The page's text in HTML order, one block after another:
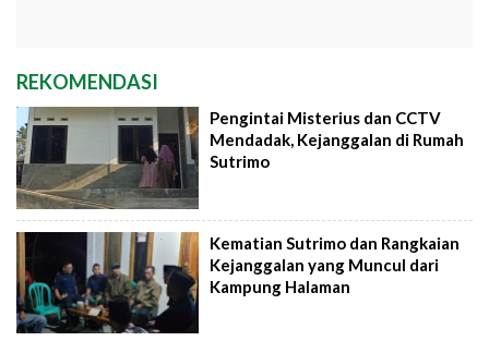
REKOMENDASI
Pengintai Misterius dan CCTV
Mendadak, Kejanggalan di Rumah
Sutrimo
Kematian Sutrimo dan Rangkaian
Kejanggalan yang Muncul dari
Kampung Halaman